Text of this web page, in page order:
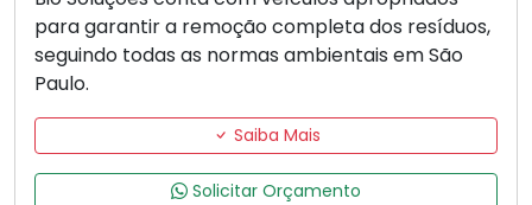
para garantir a remoção completa dos resíduos,
seguindo todas as normas ambientais em São
Paulo.
Saiba Mais
Solicitar Orçamento